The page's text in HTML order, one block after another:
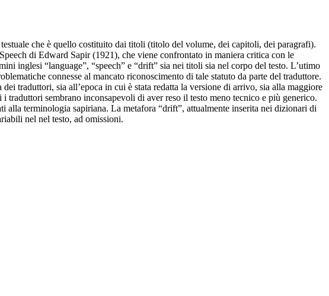
che è quello costituito dai titoli (titolo del volume, dei capitoli, dei paragrafi).
di Edward Sapir (1921), che viene confrontato in maniera critica con le
inglesi “language”, “speech” e “drift” sia nei titoli sia nel corpo del testo. L’utimo
connesse al mancato riconoscimento di tale statuto da parte del traduttore.
traduttori, sia all’epoca in cui è stata redatta la versione di arrivo, sia alla maggiore
sembrano inconsapevoli di aver reso il testo meno tecnico e più generico.
alla terminologia sapiriana. La metafora “drift”, attualmente inserita nei dizionari di
nel nel testo, ad omissioni.